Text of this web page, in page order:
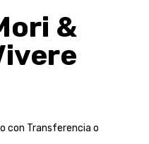
&
con Transferencia o